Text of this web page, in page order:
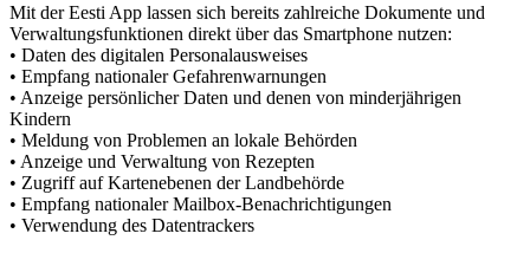
Mit der Eesti App lassen sich bereits zahlreiche Dokumente und
Verwaltungsfunktionen direkt über das Smartphone nutzen:
• Daten des digitalen Personalausweises
• Empfang nationaler Gefahrenwarnungen
• Anzeige persönlicher Daten und denen von minderjährigen
Kindern
• Meldung von Problemen an lokale Behörden
• Anzeige und Verwaltung von Rezepten
• Zugriff auf Kartenebenen der Landbehörde
• Empfang nationaler Mailbox-Benachrichtigungen
• Verwendung des Datentrackers